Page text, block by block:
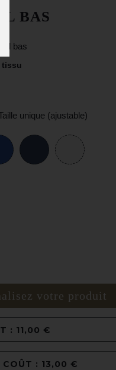
BAS
bas
tissu
unique (ajustable)
votre produit
: 11,00 €
COÛT : 13,00 €